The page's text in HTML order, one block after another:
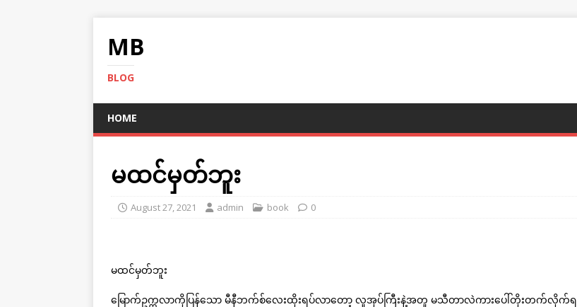
MB
BLOG
HOME
မထင်မှတ်ဘူး
August 27, 2021 admin book 0
မထင်မှတ်ဘူး
မြောက်ဥက္ကလာကိုပြန်သော မီနီဘက်စ်လေးထိုးရပ်လာတော့ လူအုပ်ကြီးနဲ့အတူ မသီတာလဲကားပေါ်တိုးတက်လိုက်ရ